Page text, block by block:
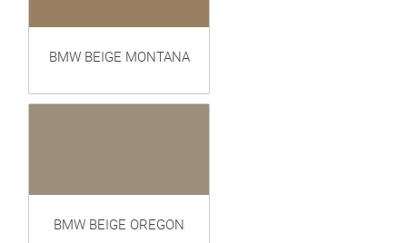
BMW BEIGE MONTANA
BMW BEIGE OREGON